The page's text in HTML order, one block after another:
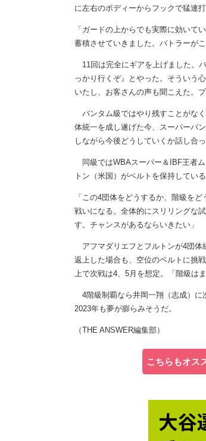
に左右のボディーからフックで猛連
「ガードの上からでも実際に効いて
蓄積させていきました。バトラーが
11回は完全にギアを上げました。
っかり行くぞ』とやった。そういう
いたし、お客さんの声も聞こえた。
バンタム級ではやり残すことがな
体統一を成し遂げた今、スーパーバ
しながら今後どうしていくか話し合
同級ではWBAスーパー＆IBF王者
トン（米国）がベルトを保持してい
「この4団体をどうするか、階級を
戦いになる。全体的にスリリングな
す。チャンスがあるならいきたい」
アフマダリエフとフルトンが4団体
返上した場合も、空位のベルトに挑
上で次戦は4、5月を想定。「階級は
4階級制覇なら井岡一翔（志成）に
2023年も夢が膨らみそうだ。
（THE ANSWER編集部）
こちらもオス